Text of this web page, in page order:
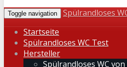
Toggle navigation
Spülrandloses
Startseite
Spülrandloses WC Test
Hersteller
Spülrandloses WC